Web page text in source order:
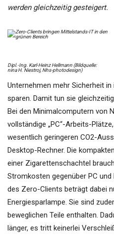
werden gleichzeitig gesteigert.
Dipl.-Ing. Karl-Heinz Hellmann (Bildquelle:
nina H. Niestroj, Nhs-photodesign)
Unternehmen mehr Sicherheit
sparen. Damit tun sie
Bei den Minimalcomputern von
vollständige „PC“-Arbeits-
wesentlich geringeren CO2-
Desktop-Rechner. Die
einer Zigarettenschachtel
Stromkosten gegenüber PC
des Zero-Clients beträgt dabei
Energiesparlampe. Sie sind
beweglichen Teile enthalten.
länger, es tritt keinerlei